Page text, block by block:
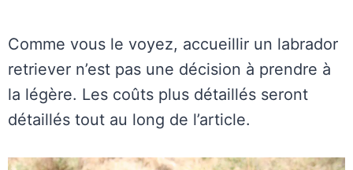
Comme vous le voyez, accueillir un labrador
retriever n’est pas une décision à prendre à
la légère. Les coûts plus détaillés seront
détaillés tout au long de l’article.